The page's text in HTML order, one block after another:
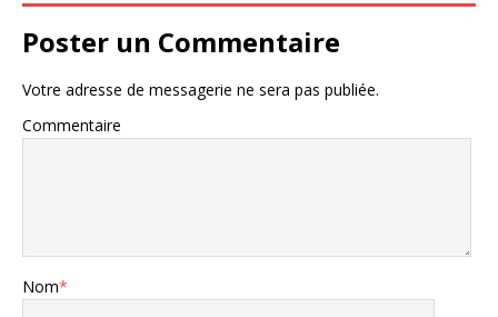
Poster un Commentaire
Votre adresse de messagerie ne sera pas publiée.
Commentaire
Nom*